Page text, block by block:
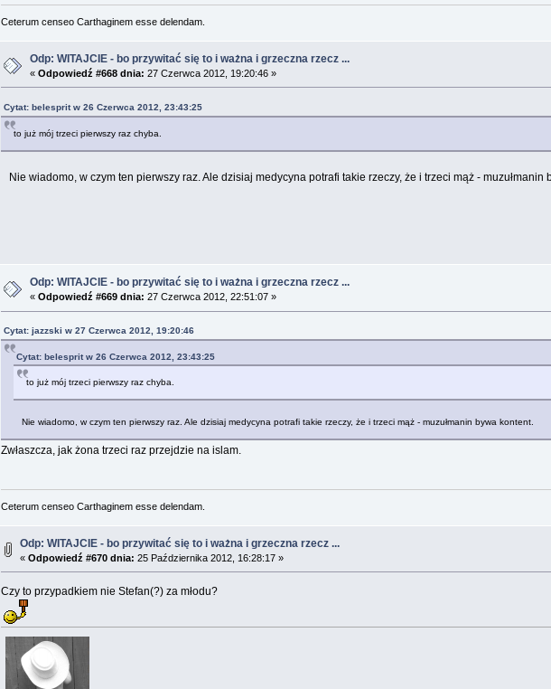
Ceterum censeo Carthaginem esse delendam.
Odp: WITAJCIE - bo przywitać się to i ważna i grzeczna rzecz ...
«Odpowiedź #668 dnia: 27 Czerwca 2012, 19:20:46 »
Cytat: belesprit w 26 Czerwca 2012, 23:43:25
to już mój trzeci pierwszy raz chyba.
Nie wiadomo, w czym ten pierwszy raz. Ale dzisiaj medycyna potrafi takie rzeczy, że i trzeci mąż - muzułmanin
Odp: WITAJCIE - bo przywitać się to i ważna i grzeczna rzecz ...
«Odpowiedź #669 dnia: 27 Czerwca 2012, 22:51:07 »
Cytat: jazzski w 27 Czerwca 2012, 19:20:46
Cytat: belesprit w 26 Czerwca 2012, 23:43:25
to już mój trzeci pierwszy raz chyba.
Nie wiadomo, w czym ten pierwszy raz. Ale dzisiaj medycyna potrafi takie rzeczy, że i trzeci mąż - muzułmanin bywa kontent.
Zwłaszcza, jak żona trzeci raz przejdzie na islam.
Ceterum censeo Carthaginem esse delendam.
Odp: WITAJCIE - bo przywitać się to i ważna i grzeczna rzecz ...
«Odpowiedź #670 dnia: 25 Października 2012, 16:28:17 »
Czy to przypadkiem nie Stefan(?) za młodu?